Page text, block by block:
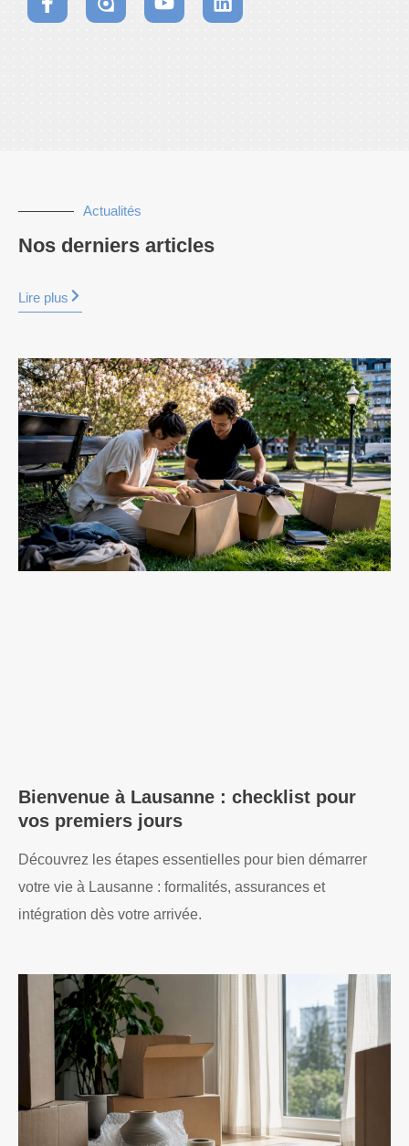
Actualités
Nos derniers articles
Lire plus
Bienvenue à Lausanne : checklist pour
vos premiers jours
Découvrez les étapes essentielles pour bien démarrer
votre vie à Lausanne : formalités, assurances et
intégration dès votre arrivée.